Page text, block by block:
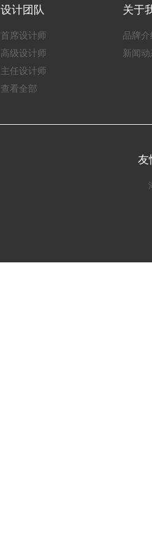
设计团队
首席设计师
高级设计师
主任设计师
查看全部
关于
品牌介
新闻动
友